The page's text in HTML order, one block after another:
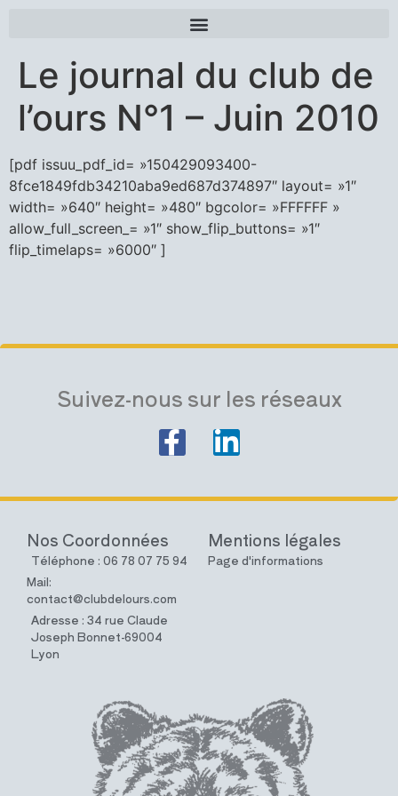
Le journal du club de
l’ours N°1 – Juin 2010
[pdf issuu_pdf_id= »150429093400-
8fce1849fdb34210aba9ed687d374897″ layout= »1″
width= »640″ height= »480″ bgcolor= »FFFFFF »
allow_full_screen_= »1″ show_flip_buttons= »1″
flip_timelaps= »6000″ ]
Suivez-nous sur les réseaux
Nos Coordonnées
Téléphone : 06 78 07 75 94
Mail:
contact@clubdelours.com
Adresse : 34 rue Claude
Joseph Bonnet-69004
Lyon
Mentions légales
Page d'informations